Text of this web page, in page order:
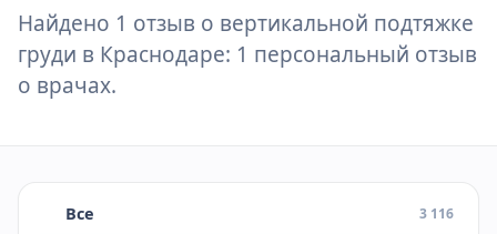
Найдено 1 отзыв о вертикальной подтяжке
груди в Краснодаре: 1 персональный отзыв
о врачах.
Все 3 116